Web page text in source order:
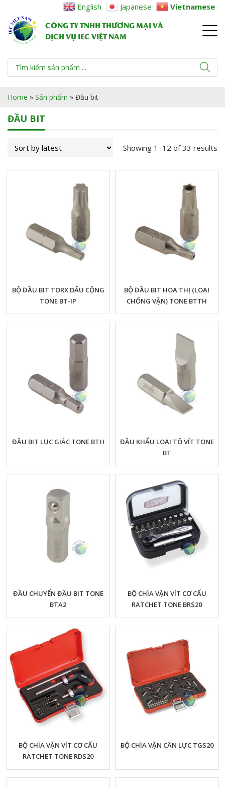
CÔNG TY TNHH THƯƠNG MẠI VÀ
DỊCH VỤ IEC VIỆT NAM
Home » Sản phẩm » Đầu bit
ĐẦU BIT
Showing 1–12 of 33 results
BỘ ĐẦU BIT TORX DẤU CỘNG
TONE BT-IP
BỘ ĐẦU BIT HOA THỊ (LOẠI
CHỐNG VẶN) TONE BTTH
ĐẦU BIT LỤC GIÁC TONE BTH
ĐẦU KHẨU LOẠI TÔ VÍT TONE
BT
ĐẦU CHUYỂN ĐẦU BIT TONE
BTA2
BỘ CHÌA VẶN VÍT CƠ CẤU
RATCHET TONE BRS20
BỘ CHÌA VẶN VÍT CƠ CẤU
RATCHET TONE RDS20
BỘ CHÌA VẶN CÂN LỰC TGS20
English Japanese Vietnamese